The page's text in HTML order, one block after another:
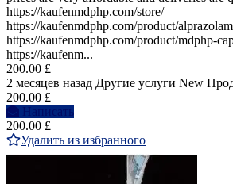
https://kaufenmdphp.com/store/
https://kaufenmdphp.com/product/
https://kaufenmdphp.com/product/mdphp-
https://kaufenm...
200.00 £
2 месяцев назад Другие услуги New
200.00 £
Написать
200.00 £
Удалить из избранного